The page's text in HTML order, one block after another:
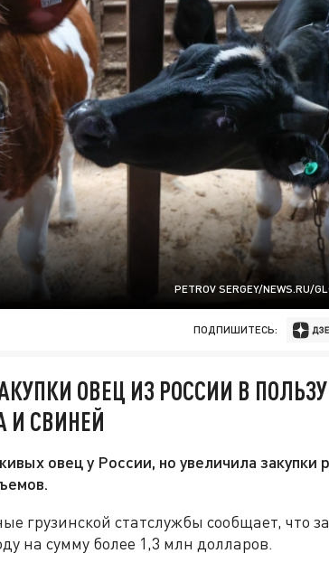
PETROV SERGEY/NEWS.RU/
ПОДПИШИТЕСЬ:
ОВЕЦ ИЗ РОССИИ В ПОЛЬЗУ
И СВИНЕЙ
овец у России, но увеличила закупки
грузинской статслужбы сообщает, что
на сумму более 1,3 млн долларов.